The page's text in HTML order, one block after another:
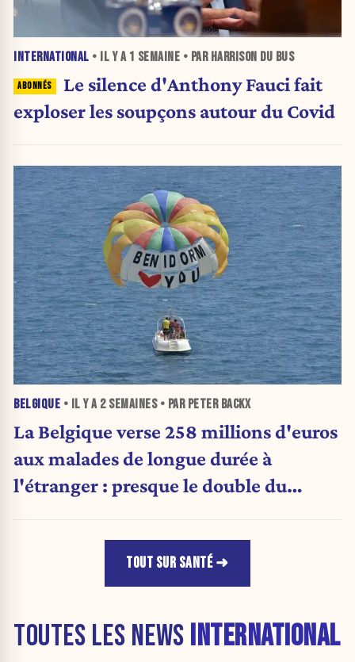
INTERNATIONAL • IL Y A 1 SEMAINE • PAR HARRISON DU BUS
Le silence d'Anthony Fauci fait
exploser les soupçons autour du Covid
BELGIQUE • IL Y A 2 SEMAINES• PAR PETER BACKX
La Belgique verse 258 millions d'euros
aux malades de longue durée à
l'étranger : presque le double du
TOUT SUR SANTÉ
TOUTES LES NEWS INTERNATIONAL